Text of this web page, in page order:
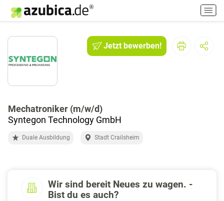
H
a
p
Jetzt bewerben!
Mechatroniker (m/w/d)
Syntegon Technology GmbH
Duale Ausbildung Stadt Crailsheim
Wir sind bereit Neues zu wagen. -
Bist du es auch?